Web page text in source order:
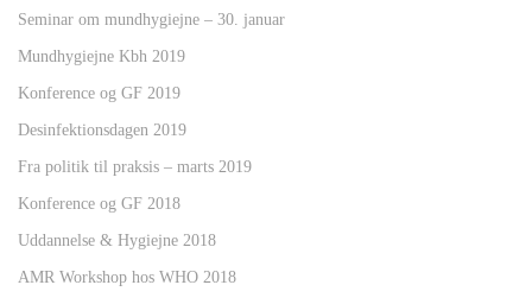
Seminar om mundhygiejne – 30. januar
Mundhygiejne Kbh 2019
Konference og GF 2019
Desinfektionsdagen 2019
Fra politik til praksis – marts 2019
Konference og GF 2018
Uddannelse & Hygiejne 2018
AMR Workshop hos WHO 2018